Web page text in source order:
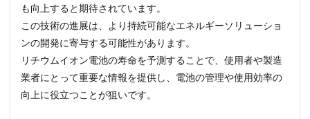
も向上すると期待されています。
この技術の進展は、より持続可能なエネルギーソリューショ
ンの開発に寄与する可能性があります。
リチウムイオン電池の寿命を予測することで、使用者や製造
業者にとって重要な情報を提供し、電池の管理や使用効率の
向上に役立つことが狙いです。